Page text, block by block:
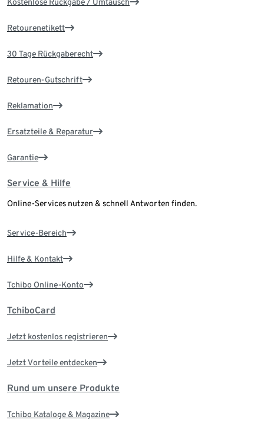
Retourenetikett
30 Tage Rückgaberecht
Retouren-Gutschrift
Reklamation
Ersatzteile & Reparatur
Garantie
Service & Hilfe
Online-Services nutzen & schnell Antworten finden.
Service-Bereich
Hilfe & Kontakt
Tchibo Online-Konto
TchiboCard
Jetzt kostenlos registrieren
Jetzt Vorteile entdecken
Rund um unsere Produkte
Tchibo Kataloge & Magazine